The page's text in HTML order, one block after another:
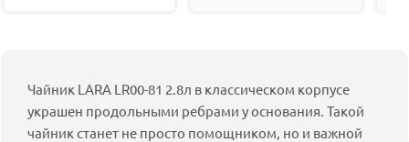
Чайник LARA LR00-81 2.8л в классическом корпусе
украшен продольными ребрами у основания. Такой
чайник станет не просто помощником, но и важной